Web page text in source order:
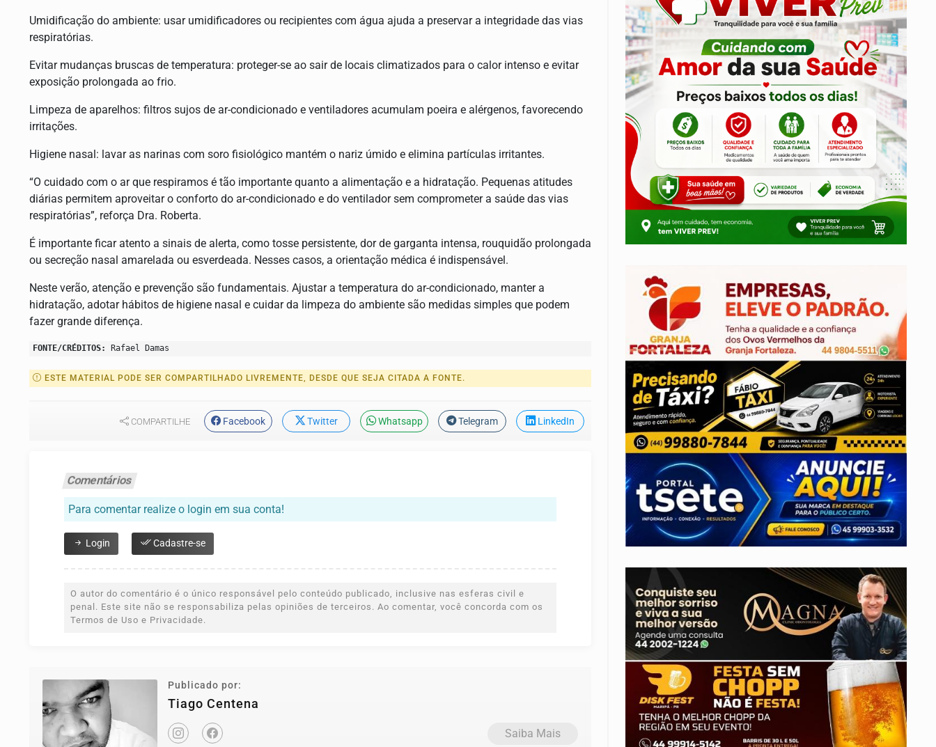
Umidificação do ambiente: usar umidificadores ou recipientes com água ajuda a preservar a integridade das vias
respiratórias.
Evitar mudanças bruscas de temperatura: proteger-se ao sair de locais climatizados para o calor intenso e evitar
exposição prolongada ao frio.
Limpeza de aparelhos: filtros sujos de ar-condicionado e ventiladores acumulam poeira e alérgenos, favorecendo
irritações.
Higiene nasal: lavar as narinas com soro fisiológico mantém o nariz úmido e elimina partículas irritantes.
“O cuidado com o ar que respiramos é tão importante quanto a alimentação e a hidratação. Pequenas atitudes
diárias permitem aproveitar o conforto do ar-condicionado e do ventilador sem comprometer a saúde das vias
respiratórias”, reforça Dra. Roberta.
É importante ficar atento a sinais de alerta, como tosse persistente, dor de garganta intensa, rouquidão prolongada
ou secreção nasal amarelada ou esverdeada. Nesses casos, a orientação médica é indispensável.
Neste verão, atenção e prevenção são fundamentais. Ajustar a temperatura do ar-condicionado, manter a
hidratação, adotar hábitos de higiene nasal e cuidar da limpeza do ambiente são medidas simples que podem
fazer grande diferença.
FONTE/CRÉDITOS: Rafael Damas
ESTE MATERIAL PODE SER COMPARTILHADO LIVREMENTE, DESDE QUE SEJA CITADA A FONTE.
COMPARTILHE Facebook Twitter Whatsapp Telegram LinkedIn
Comentários
Para comentar realize o login em sua conta!
Login Cadastre-se
O autor do comentário é o único responsável pelo conteúdo publicado, inclusive nas esferas civil e
penal. Este site não se responsabiliza pelas opiniões de terceiros. Ao comentar, você concorda com os
Termos de Uso e Privacidade.
Publicado por:
Tiago Centena
Saiba Mais